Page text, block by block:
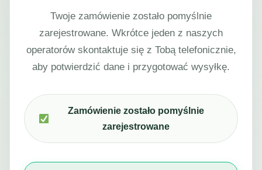
Twoje zamówienie zostało pomyślnie
zarejestrowane. Wkrótce jeden z naszych
operatorów skontaktuje się z Tobą telefonicznie,
aby potwierdzić dane i przygotować wysyłkę.
Zamówienie zostało pomyślnie
zarejestrowane